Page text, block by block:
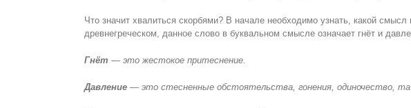
Что значит хвалиться скорбями? В начале необходимо узнать, какой
древнегреческом, данное слово в буквальном смысле означает гнёт и
Гнёт — это жестокое притеснение.
Давление — это стесненные обстоятельства, гонения, одиночество,